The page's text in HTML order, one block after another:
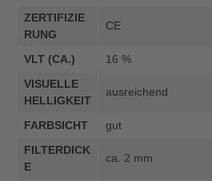
ZERTIFIZIE
RUNG
CE
VLT (CA.)
16 %
VISUELLE
HELLIGKEIT
ausreichend
FARBSICHT
gut
FILTERDICK
E
ca. 2 mm